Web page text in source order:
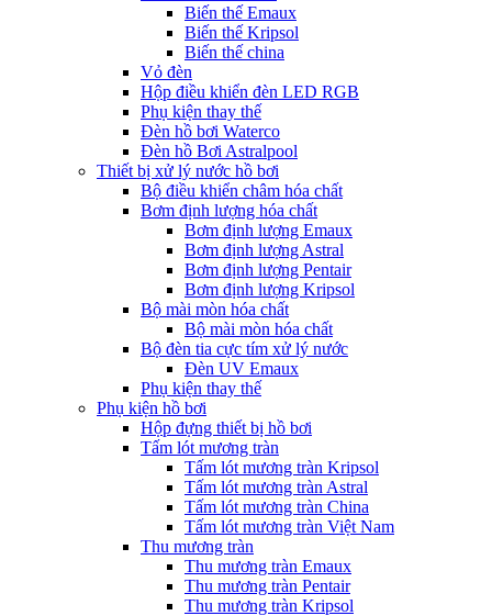
Biến thế Emaux
Biến thế Kripsol
Biến thế china
Vỏ đèn
Hộp điều khiển đèn LED RGB
Phụ kiện thay thế
Đèn hồ bơi Waterco
Đèn hồ Bơi Astralpool
Thiết bị xử lý nước hồ bơi
Bộ điều khiển châm hóa chất
Bơm định lượng hóa chất
Bơm định lượng Emaux
Bơm định lượng Astral
Bơm định lượng Pentair
Bơm định lượng Kripsol
Bộ mài mòn hóa chất
Bộ mài mòn hóa chất
Bộ đèn tia cực tím xử lý nước
Đèn UV Emaux
Phụ kiện thay thế
Phụ kiện hồ bơi
Hộp đựng thiết bị hồ bơi
Tấm lót mương tràn
Tấm lót mương tràn Kripsol
Tấm lót mương tràn Astral
Tấm lót mương tràn China
Tấm lót mương tràn Việt Nam
Thu mương tràn
Thu mương tràn Emaux
Thu mương tràn Pentair
Thu mương tràn Kripsol